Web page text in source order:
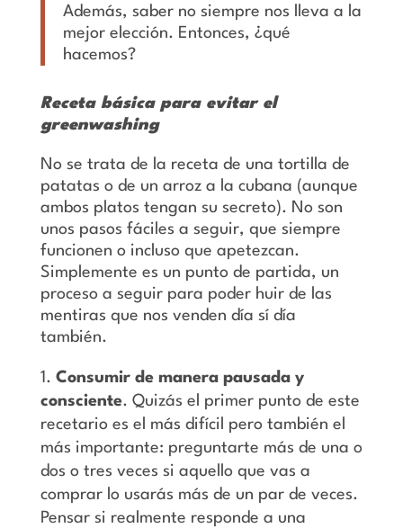
Además, saber no siempre nos lleva a la
mejor elección. Entonces, ¿qué
hacemos?
Receta básica para evitar el
greenwashing
No se trata de la receta de una tortilla de
patatas o de un arroz a la cubana (aunque
ambos platos tengan su secreto). No son
unos pasos fáciles a seguir, que siempre
funcionen o incluso que apetezcan.
Simplemente es un punto de partida, un
proceso a seguir para poder huir de las
mentiras que nos venden día sí día
también.
Consumir de manera pausada y
consciente. Quizás el primer punto de este
recetario es el más difícil pero también el
más importante: preguntarte más de una o
dos o tres veces si aquello que vas a
comprar lo usarás más de un par de veces.
Pensar si realmente responde a una